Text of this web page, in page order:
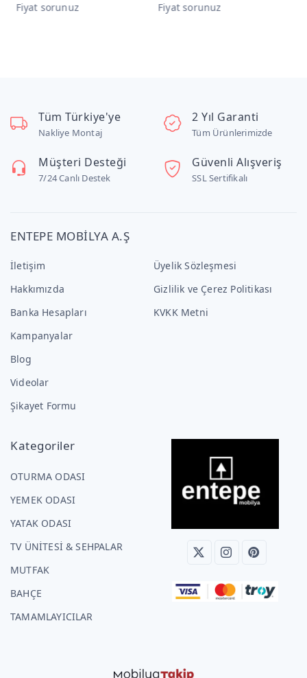
Fiyat sorunuz Fiyat sorunuz
Tüm Türkiye'ye
Nakliye Montaj
2 Yıl Garanti
Tüm Ürünlerimizde
Müşteri Desteği
7/24 Canlı Destek
Güvenli Alışveriş
SSL Sertifikalı
ENTEPE MOBİLYA A.Ş
İletişim
Hakkımızda
Banka Hesapları
Kampanyalar
Blog
Videolar
Şikayet Formu
Üyelik Sözleşmesi
Gizlilik ve Çerez Politikası
KVKK Metni
Kategoriler
OTURMA ODASI
YEMEK ODASI
YATAK ODASI
TV ÜNİTESİ & SEHPALAR
MUTFAK
BAHÇE
TAMAMLAYICILAR